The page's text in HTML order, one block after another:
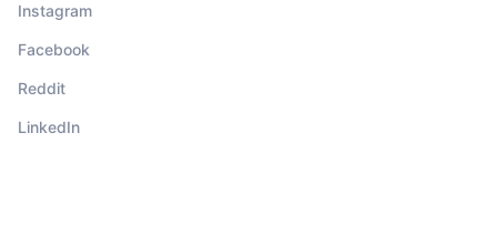
Instagram
Facebook
Reddit
LinkedIn